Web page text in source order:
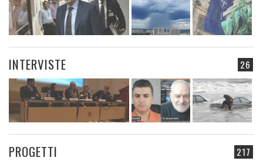
26
INTERVISTE
217
PROGETTI